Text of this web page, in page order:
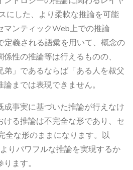
にした、より柔軟な推論を可能
マンティックWeb上での推論
定義される語彙を用いて、概念の
性の推論等は行えるものの、
弟」であるならば「ある人を叔父
までは表現できません。
成事実に基づいた推論が行えなけ
る推論は不完全な形であり、セ
全な形のままになります。以
りパワフルな推論を実現するか
ます。